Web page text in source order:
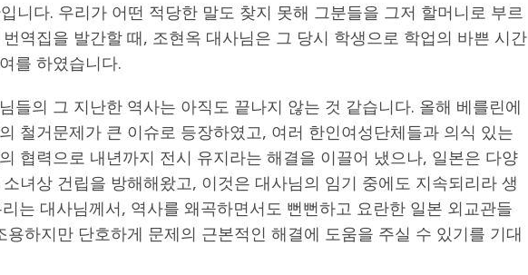
니다. 우리가 어떤 적당한 말도 찾지 못해 그분들을 그저 할머니로 부르
역집을 발간할 때, 조현옥 대사님은 그 당시 학생으로 학업의 바쁜 시간
를 하였습니다.
들의 그 지난한 역사는 아직도 끝나지 않는 것 같습니다. 올해 베를린에
철거문제가 큰 이슈로 등장하였고, 여러 한인여성단체들과 의식 있는
협력으로 내년까지 전시 유지라는 해결을 이끌어 냈으나, 일본은 다양
녀상 건립을 방해해왔고, 이것은 대사님의 임기 중에도 지속되리라 생
는 대사님께서, 역사를 왜곡하면서도 뻔뻔하고 요란한 일본 외교관들
용하지만 단호하게 문제의 근본적인 해결에 도움을 주실 수 있기를 기대